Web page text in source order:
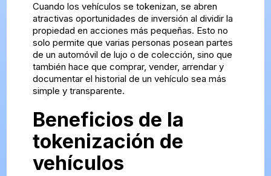
Cuando los vehículos se tokenizan, se abren
atractivas oportunidades de inversión al dividir la
propiedad en acciones más pequeñas. Esto no
solo permite que varias personas posean partes
de un automóvil de lujo o de colección, sino que
también hace que comprar, vender, arrendar y
documentar el historial de un vehículo sea más
simple y transparente.
Beneficios de la
tokenización de
vehículos